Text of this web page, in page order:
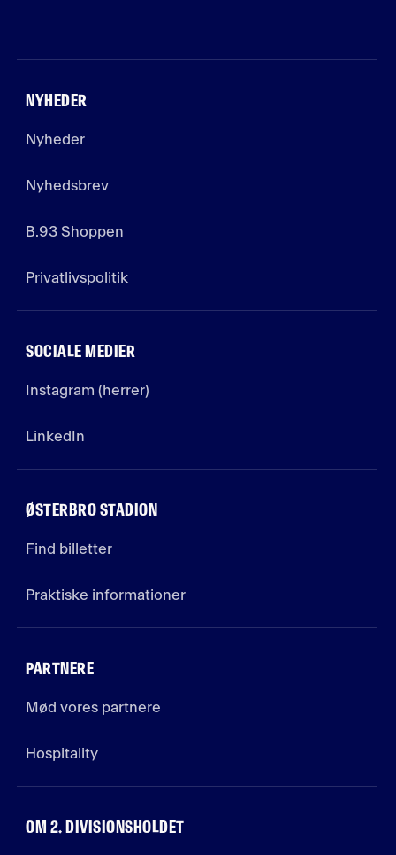
NYHEDER
Nyheder
Nyhedsbrev
B.93 Shoppen
Privatlivspolitik
SOCIALE MEDIER
Instagram (herrer)
LinkedIn
ØSTERBRO STADION
Find billetter
Praktiske informationer
PARTNERE
Mød vores partnere
Hospitality
OM 2. DIVISIONSHOLDET